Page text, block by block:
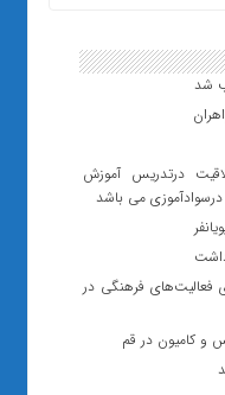
درتدریس آموزش
می باشد
فعالیت‌های فرهنگی در